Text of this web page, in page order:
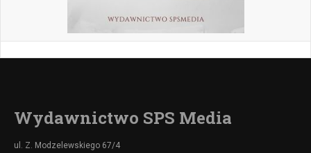
Wydawnictwo SPS Media
ul. Z. Modzelewskiego 67/4